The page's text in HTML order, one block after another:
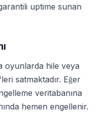
uptime sunan
oyunlarda hile veya
satmaktadır. Eğer
veritabanına
hemen engellenir.